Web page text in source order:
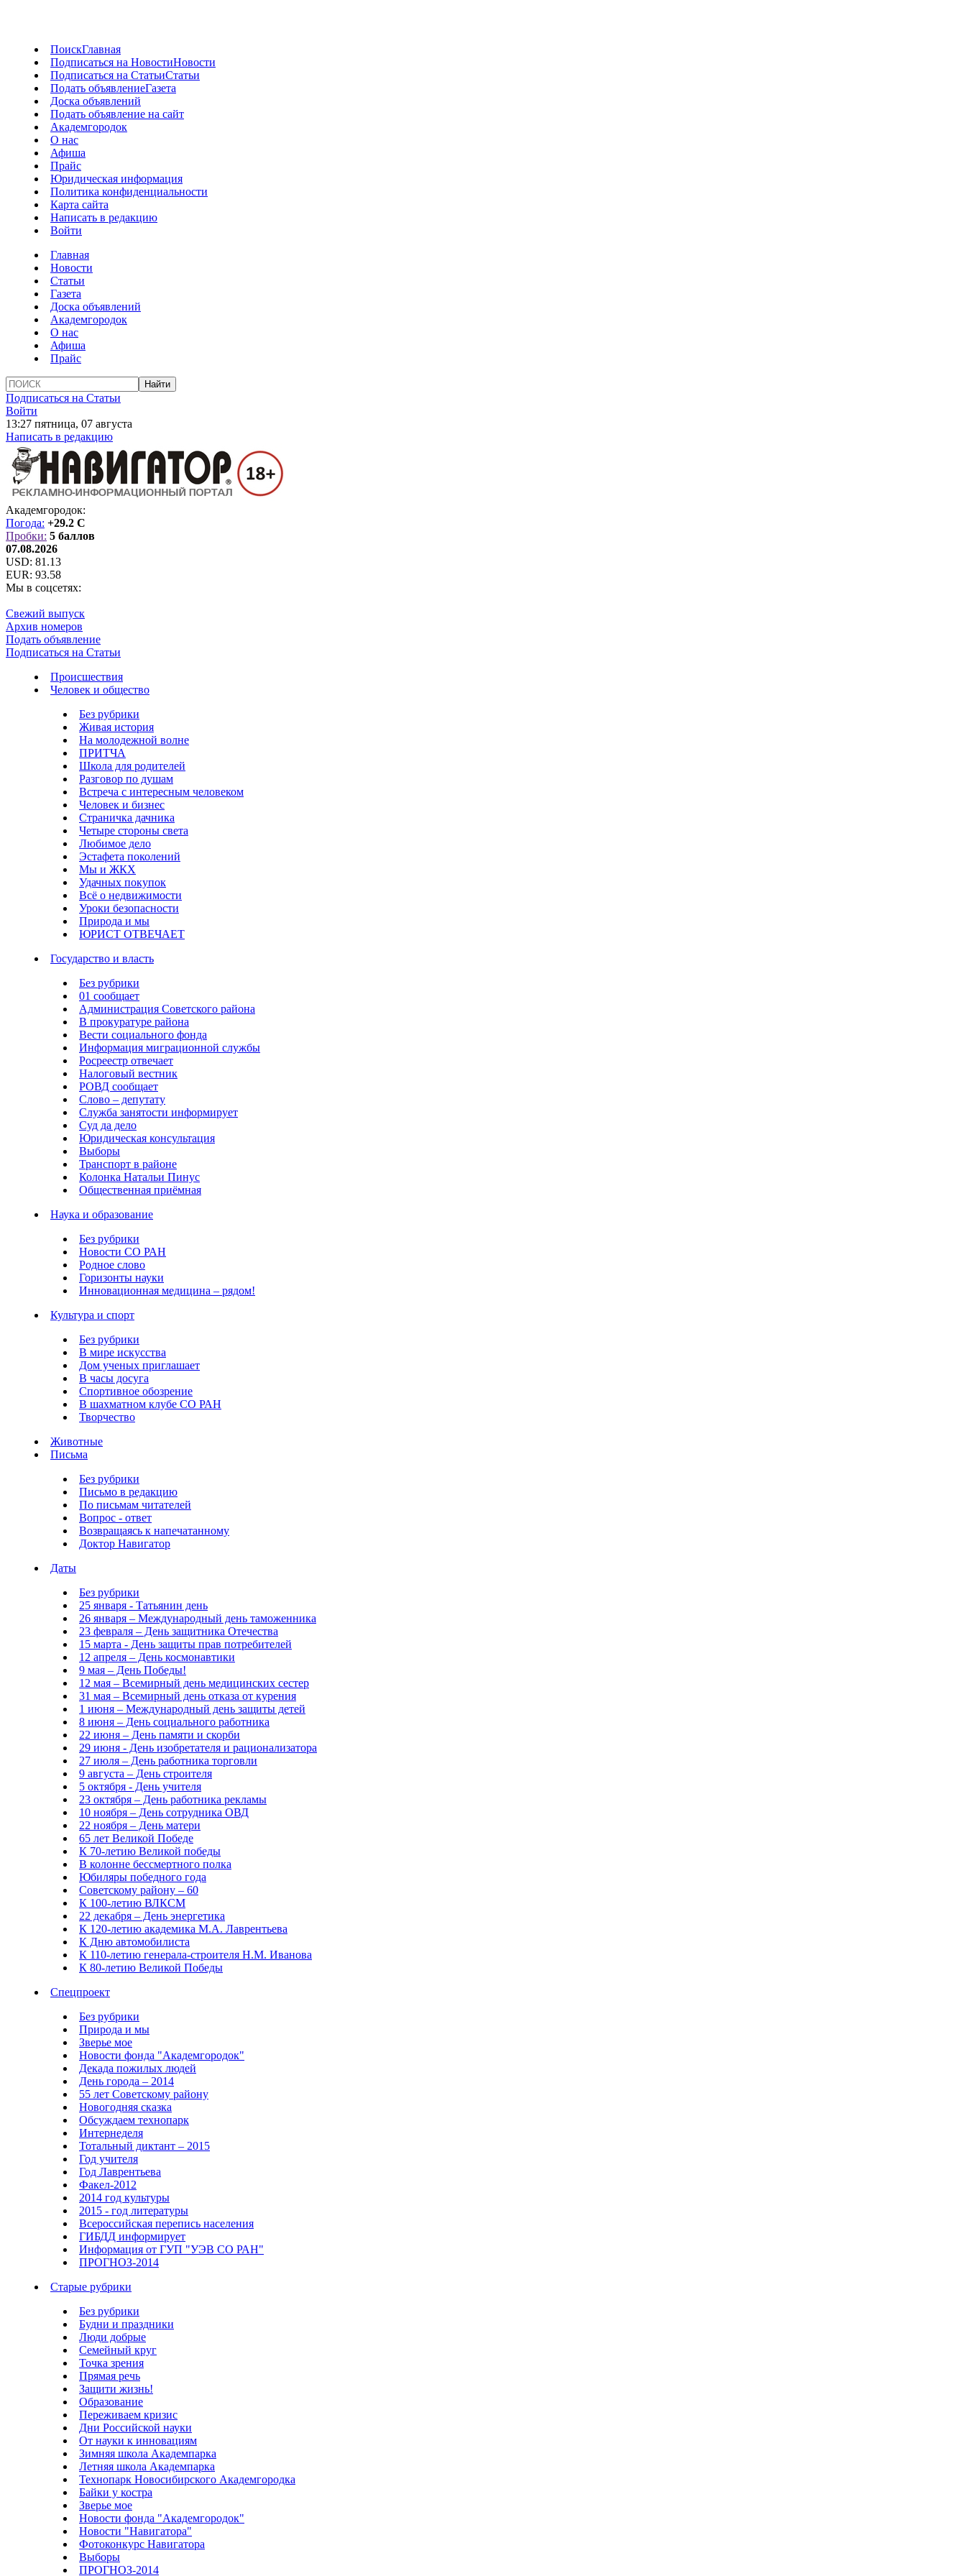
ПоискГлавная
Подписаться на НовостиНовости
Подписаться на СтатьиСтатьи
Подать объявлениеГазета
Доска объявлений
Подать объявление на сайт
Академгородок
О нас
Афиша
Прайс
Юридическая информация
Политика конфиденциальности
Карта сайта
Написать в редакцию
Войти
Главная
Новости
Статьи
Газета
Доска объявлений
Академгородок
О нас
Афиша
Прайс
Подписаться на Статьи
Войти
13:27 пятница, 07 августа
Написать в редакцию
Академгородок:
Погода: +29.2 C
Пробки: 5 баллов
07.08.2026
USD: 81.13
EUR: 93.58
Мы в соцсетях:
Свежий выпуск
Архив номеров
Подать объявление
Подписаться на Статьи
Происшествия
Человек и общество
Без рубрики
Живая история
На молодежной волне
ПРИТЧА
Школа для родителей
Разговор по душам
Встреча с интересным человеком
Человек и бизнес
Страничка дачника
Четыре стороны света
Любимое дело
Эстафета поколений
Мы и ЖКХ
Удачных покупок
Всё о недвижимости
Уроки безопасности
Природа и мы
ЮРИСТ ОТВЕЧАЕТ
Государство и власть
Без рубрики
01 сообщает
Администрация Советского района
В прокуратуре района
Вести социального фонда
Информация миграционной службы
Росреестр отвечает
Налоговый вестник
РОВД сообщает
Слово – депутату
Служба занятости информирует
Суд да дело
Юридическая консультация
Выборы
Транспорт в районе
Колонка Натальи Пинус
Общественная приёмная
Наука и образование
Без рубрики
Новости СО РАН
Родное слово
Горизонты науки
Инновационная медицина – рядом!
Культура и спорт
Без рубрики
В мире искусства
Дом ученых приглашает
В часы досуга
Спортивное обозрение
В шахматном клубе СО РАН
Творчество
Животные
Письма
Без рубрики
Письмо в редакцию
По письмам читателей
Вопрос - ответ
Возвращаясь к напечатанному
Доктор Навигатор
Даты
Без рубрики
25 января - Татьянин день
26 января – Международный день таможенника
23 февраля – День защитника Отечества
15 марта - День защиты прав потребителей
12 апреля – День космонавтики
9 мая – День Победы!
12 мая – Всемирный день медицинских сестер
31 мая – Всемирный день отказа от курения
1 июня – Международный день защиты детей
8 июня – День социального работника
22 июня – День памяти и скорби
29 июня - День изобретателя и рационализатора
27 июля – День работника торговли
9 августа – День строителя
5 октября - День учителя
23 октября – День работника рекламы
10 ноября – День сотрудника ОВД
22 ноября – День матери
65 лет Великой Победе
К 70-летию Великой победы
В колонне бессмертного полка
Юбиляры победного года
Советскому району – 60
К 100-летию ВЛКСМ
22 декабря – День энергетика
К 120-летию академика М.А. Лаврентьева
К Дню автомобилиста
К 110-летию генерала-строителя Н.М. Иванова
К 80-летию Великой Победы
Спецпроект
Без рубрики
Природа и мы
Зверье мое
Новости фонда "Академгородок"
Декада пожилых людей
День города – 2014
55 лет Советскому району
Новогодняя сказка
Обсуждаем технопарк
Интернеделя
Тотальный диктант – 2015
Год учителя
Год Лаврентьева
Факел-2012
2014 год культуры
2015 - год литературы
Всероссийская перепись населения
ГИБДД информирует
Информация от ГУП "УЭВ СО РАН"
ПРОГНОЗ-2014
Старые рубрики
Без рубрики
Будни и праздники
Люди добрые
Семейный круг
Точка зрения
Прямая речь
Защити жизнь!
Образование
Переживаем кризис
Дни Российской науки
От науки к инновациям
Зимняя школа Академпарка
Летняя школа Академпарка
Технопарк Новосибирского Академгородка
Байки у костра
Зверье мое
Новости фонда "Академгородок"
Новости "Навигатора"
Фотоконкурс Навигатора
Выборы
ПРОГНОЗ-2014